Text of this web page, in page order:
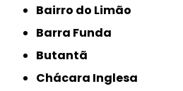
Bairro do Limão
Barra Funda
Butantã
Chácara Inglesa